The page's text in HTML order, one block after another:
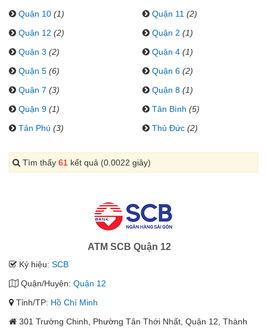
Quận 10 (1) Quận 11 (2)
Quận 12 (2) Quận 2 (1)
Quận 3 (2) Quận 4 (1)
Quận 5 (6) Quận 6 (2)
Quận 7 (3) Quận 8 (1)
Quận 9 (1) Tân Bình (5)
Tân Phú (3) Thủ Đức (2)
Tìm thấy 61 kết quả (0.0022 giây)
ATM SCB Quận 12
Ký hiệu: SCB
Quận/Huyện: Quận 12
Tỉnh/TP: Hồ Chí Minh
301 Trường Chinh, Phường Tân Thới Nhất, Quận 12, Thành